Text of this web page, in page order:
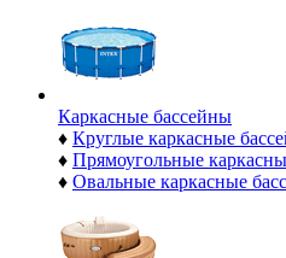
Каркасные бассейны
♦ Круглые каркасные
♦ Прямоугольные
♦ Овальные каркасные